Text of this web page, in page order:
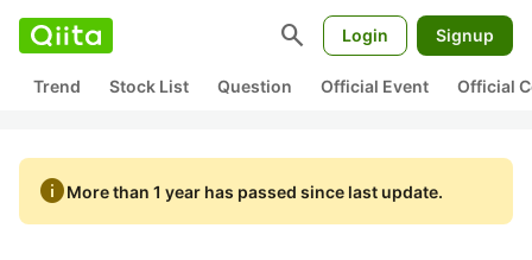
search Login Signup
Trend Stock List Question Official Event Official
infoMore than 1 year has passed since last update.